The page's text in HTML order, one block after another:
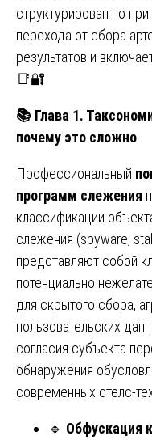
структурирован по
перехода от сбора
результатов и
📑🔐
📚 Глава 1.
почему это сложно
Профессиональный
программ слежения
классификации
слежения (spyware,
представляют собой
потенциально
для скрытого сбора,
пользовательских
согласия субъекта
обнаружения
современных стелс-
🔹 Обфускация